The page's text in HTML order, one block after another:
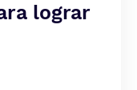
lograr